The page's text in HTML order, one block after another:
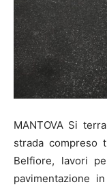
MANTOVA Si
strada compreso
Belfiore, lavori
pavimentazione